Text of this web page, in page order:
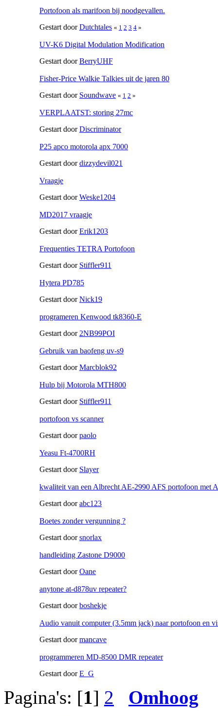
Portofoon als marifoon bij noodgevallen.
Gestart doorDutchtales « 1 2 3 4 »
UV-K6 Digital Modulation Modification
Gestart doorBerryUHF
Fisher-Price Walkie Talkies uit de jaren 80
Gestart door Soundwave « 1 2 »
VERPLAATST: storing 27mc
Gestart doorDiscriminator
P25 apco motorola apx 7000
Gestart doordizzydevil021
Vraagje
Gestart doorWeske1204
MD2017 vraagje
Gestart doorErik1203
Frequenties TETRA Portofoon
Gestart door Stiffler911
Hytera PD785
Gestart doorNick19
programeren Kenwood tk8360-E
Gestart door 2NB99POI
Gebruik van baofeng uv-s9
Gestart doorMarcblok92
Hulp bij Motorola MTH800
Gestart door Stiffler911
portofoon vs scanner
Gestart doorpaolo
Yeasu Ft-4700RH
Gestart door Slayer
kwaliteit van een Albrecht AE-2990 AFS portofoon met
Gestart doorabc123
Boetes zonder vergunning ?
Gestart doorsnorlax
handleiding Zastone D9000
Gestart doorOane
anytone at-d878uv repeater?
Gestart doorboshekje
Audio vanuit computer (3.5mm jack) naar portofoon en
Gestart doormancave
programmeren MD-8500 DMR repeater
Gestart doorE_G
Pagina's: [1] 2
Omhoog